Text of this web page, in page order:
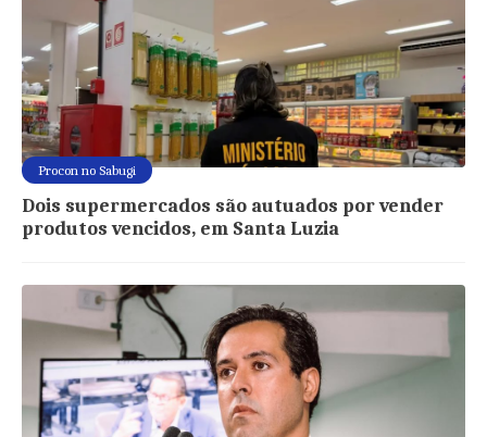
Procon no Sabugi
Dois supermercados são autuados por vender
produtos vencidos, em Santa Luzia